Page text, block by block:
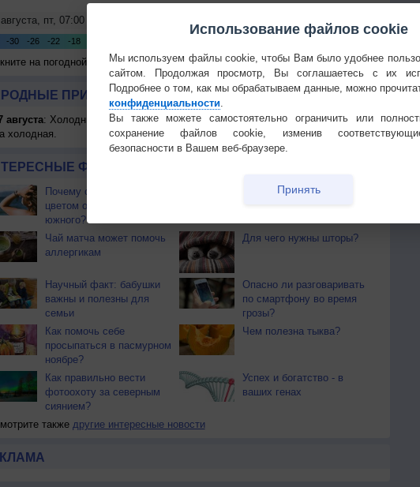
на погодной карте для получения подробных данных
ПРИМЕТЫ И ПРАЗДНИКИ
августа: Холодницы, зимоуказательницы. Если утренник холодный, то и
холодная.
ФАКТЫ О ЗДОРОВЬЕ
Почему северный загар
цветом отличается от
южного?
Букет сирени вреден для
Чай матча может помочь
аллергикам
Для чего нужны шторы?
Научный факт: бабушки
важны и полезны для
семьи
Опасно ли разговаривать
по смартфону во время
грозы?
Как помочь себе
просыпаться в пасмурном
ноябре?
Чем полезна тыква?
Как правильно вести
фотоохоту за северным
сиянием?
Успех и богатство - в
ваших генах
также другие интересные новости
Использование файлов cookie
Мы используем файлы cookie, чтобы Вам было удобнее
сайтом. Продолжая просмотр, Вы соглашаетесь с их
Подробнее о том, как мы обрабатываем данные, можно
конфиденциальности
Вы также можете самостоятельно ограничить или
сохранение файлов cookie, изменив
безопасности в Вашем веб-браузере.
Принять